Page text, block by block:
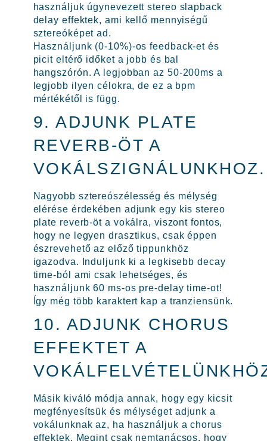
használjuk úgynevezett stereo slapback
delay effektek, ami kellő mennyiségű
sztereóképet ad.
Használjunk (0-10%)-os feedback-et és
picit eltérő időket a jobb és bal
hangszórón. A legjobban az 50-200ms a
legjobb ilyen célokra, de ez a bpm
mértékétől is függ.
9. ADJUNK PLATE
REVERB-ÖT A
VOKÁLSZIGNÁLUNKHOZ.
Nagyobb sztereószélesség és mélység
elérése érdekében adjunk egy kis stereo
plate reverb-öt a vokálra, viszont fontos,
hogy ne legyen drasztikus, csak éppen
észrevehető az előző tippunkhöz
igazodva. Induljunk ki a legkisebb decay
time-ból ami csak lehetséges, és
használjunk 60 ms-os pre-delay time-ot!
Így még több karaktert kap a tranziensünk.
10. ADJUNK CHORUS
EFFEKTET A
Másik kiváló módja annak, hogy egy kicsit
megfényesítsük és mélységet adjunk a
vokálunknak az, ha használjuk a chorus
effektek. Megint csak nemtanácsos, hogy